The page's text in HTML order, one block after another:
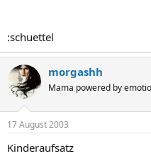
:schuettel
morgashh
Mama powered by
17 August 2003
Kinderaufsatz